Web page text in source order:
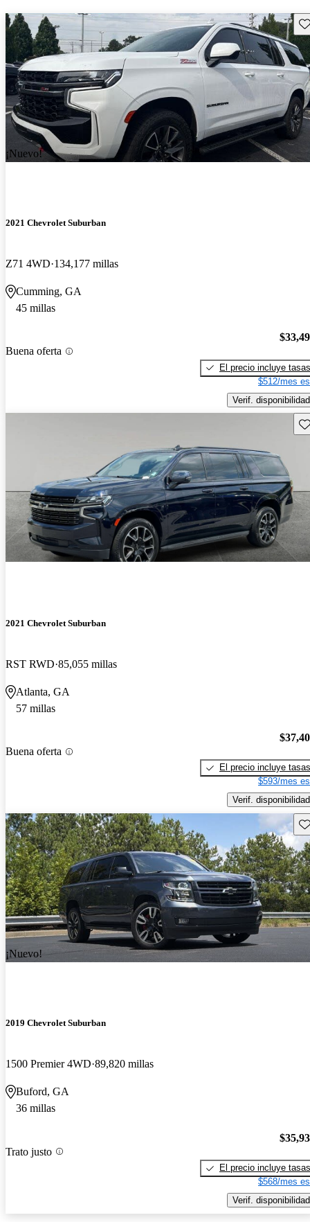
¡Nuevo!
2021 Chevrolet Suburban
Z71 4WD 134,177 millas
Cumming, GA
45 millas
Buena oferta
El precio incluye tasas
$512/mes
Verif. disponibilidad
2021 Chevrolet Suburban
RST RWD 85,055 millas
Atlanta, GA
57 millas
Buena oferta
El precio incluye tasas
$593/mes
Verif. disponibilidad
¡Nuevo!
2019 Chevrolet Suburban
1500 Premier 4WD 89,820 millas
Buford, GA
36 millas
Trato justo
El precio incluye tasas
$568/mes
Verif. disponibilidad